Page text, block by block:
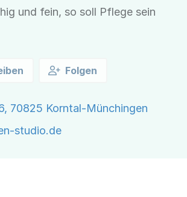
und fein, so soll Pflege sein
Folgen
70825 Korntal-Münchingen
studio.de